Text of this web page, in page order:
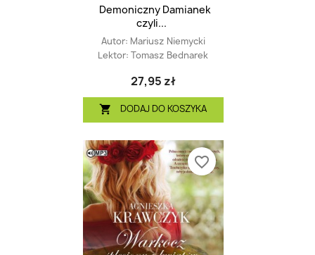
Demoniczny Damianek
czyli...
Autor: Mariusz Niemycki
Lektor: Tomasz Bednarek
27,95 zł
 DODAJ DO KOSZYKA
favorite_border